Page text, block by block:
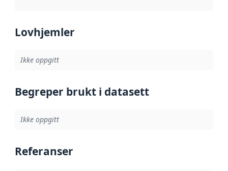
Lovhjemler
Ikke oppgitt
Begreper brukt i datasett
Ikke oppgitt
Referanser